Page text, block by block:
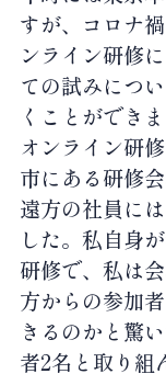
すが、コロナ
ンライン研修
ての試みにつ
くことができま
オンライン研
市にある研修
遠方の社員に
した。私自身
研修で、私は
方からの参加
きるのかと驚
者2名と取り組